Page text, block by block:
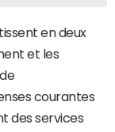
en deux
et les
courantes
des services